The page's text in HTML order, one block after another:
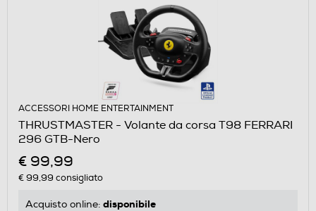
ACCESSORI HOME ENTERTAINMENT
THRUSTMASTER - Volante da corsa T98 FERRARI
296 GTB-Nero
€ 99,99
€ 99,99 consigliato
Acquisto online: disponibile